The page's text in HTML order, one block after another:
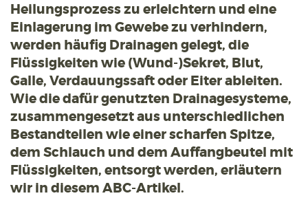
Heilungsprozess zu erleichtern und eine
Einlagerung im Gewebe zu verhindern,
werden häufig Drainagen gelegt, die
Flüssigkeiten wie (Wund-)Sekret, Blut,
Galle, Verdauungssaft oder Eiter ableiten.
Wie die dafür genutzten Drainagesysteme,
zusammengesetzt aus unterschiedlichen
Bestandteilen wie einer scharfen Spitze,
dem Schlauch und dem Auffangbeutel mit
Flüssigkeiten, entsorgt werden, erläutern
wir in diesem ABC-Artikel.